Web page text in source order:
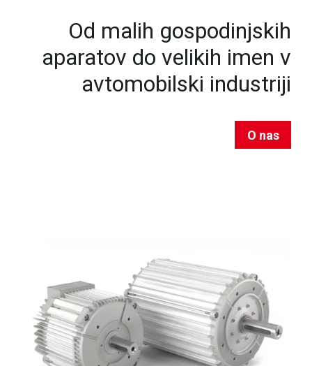
Od malih gospodinjskih
aparatov do velikih imen v
avtomobilski industriji
O nas